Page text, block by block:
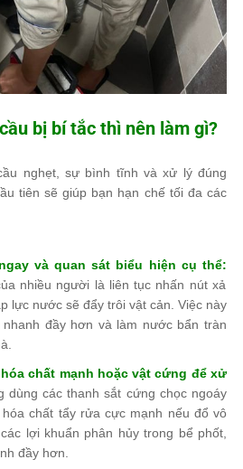
bị bí tắc thì nên làm gì?
nghẹt, sự bình tĩnh và xử lý đúng
tiên sẽ giúp bạn hạn chế tối đa các
và quan sát biểu hiện cụ thể:
nhiều người là liên tục nhấn nút xả
lực nước sẽ đẩy trôi vật cản. Việc này
đầy hơn và làm nước bẩn tràn
chất mạnh hoặc vật cứng để xử
dùng các thanh sắt cứng chọc ngoáy
chất tẩy rửa cực mạnh nếu đổ vô
lợi khuẩn phân hủy trong bể phốt,
đầy hơn.